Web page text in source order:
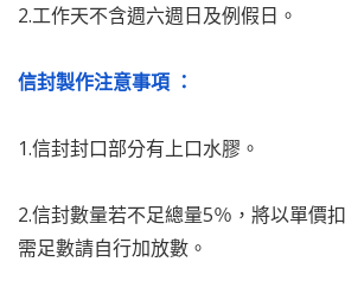
2.工作天不含週六週日及例假日。
信封製作注意事項 ：
1.信封封口部分有上口水膠。
2.信封數量若不足總量5％，將以單價
需足數請自行加放數。